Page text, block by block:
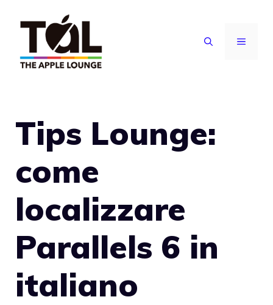
contenuto
MENU
Tips Lounge:
come
localizzare
Parallels 6 in
italiano